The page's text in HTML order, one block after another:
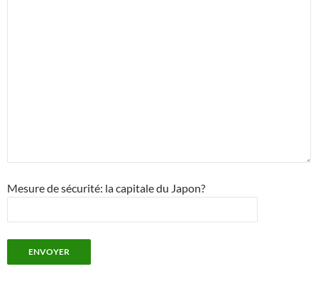
Mesure de sécurité: la capitale du Japon?